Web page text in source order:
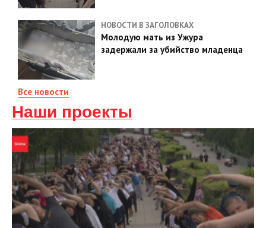
НОВОСТИ В ЗАГОЛОВКАХ
Молодую мать из Ужура
задержали за убийство младенца
Все новости
Наши проекты